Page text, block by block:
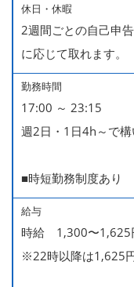
休日・休暇
2週間ごとの自己申
に応じて取れます。
勤務時間
17:00 ～ 23:15
週2日・1日4h～で構
■時短勤務制度あり
給与
時給 1,300〜1,625
※22時以降は1,625